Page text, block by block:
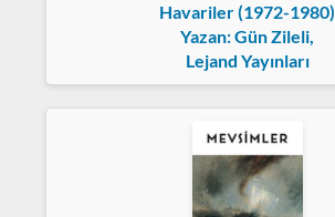
Havariler (1972-1980)
Yazan: Gün Zileli,
Lejand Yayınları